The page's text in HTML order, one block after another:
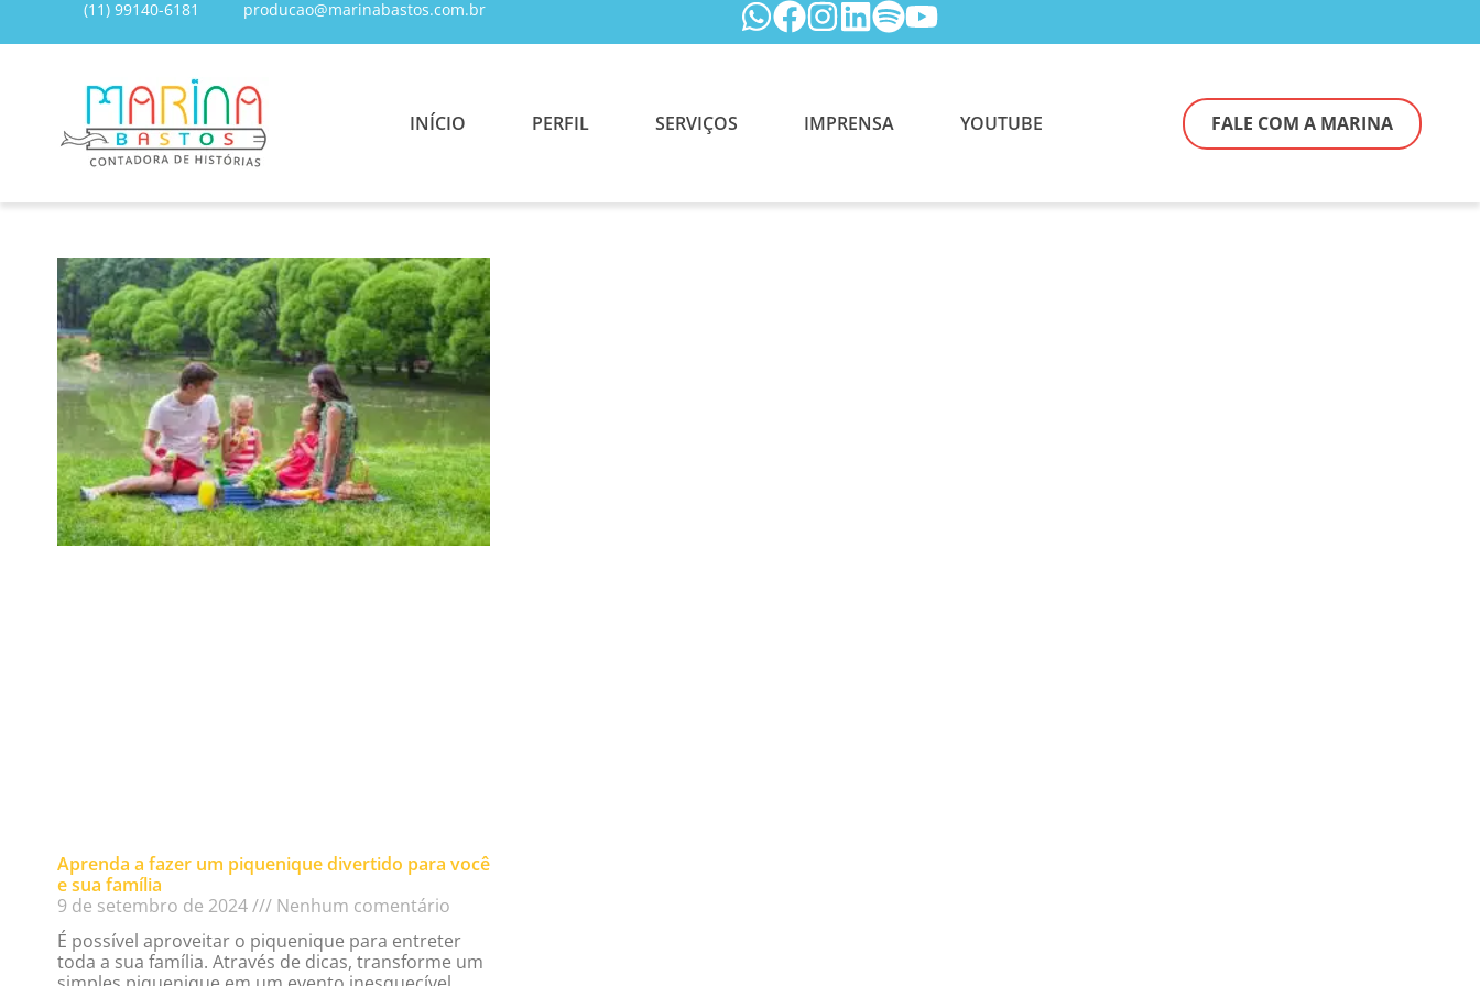
(11) 99140-6181 producao@marinabastos.com.br
INÍCIO PERFIL SERVIÇOS IMPRENSA YOUTUBE FALE COM A MARINA
Aprenda a fazer um piquenique divertido para você
e sua família
9 de setembro de 2024
Nenhum comentário
É possível aproveitar o piquenique para entreter
toda a sua família. Através de dicas, transforme um